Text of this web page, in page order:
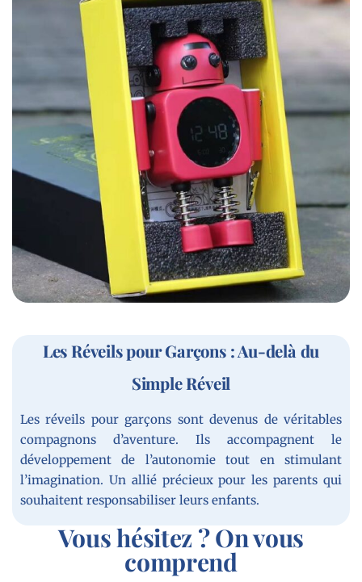
Les Réveils pour Garçons : Au-delà du
Simple Réveil
Les réveils pour garçons sont devenus de véritables
compagnons d’aventure. Ils accompagnent le
développement de l’autonomie tout en stimulant
l’imagination. Un allié précieux pour les parents qui
souhaitent responsabiliser leurs enfants.
Vous hésitez ? On vous
comprend